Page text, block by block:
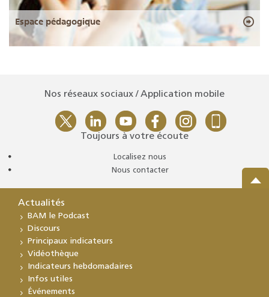
Espace pédagogique
Nos réseaux sociaux / Application mobile
Toujours à votre écoute
Localisez nous
Nous contacter
Actualités
BAM le Podcast
Discours
Principaux indicateurs
Vidéothèque
Indicateurs hebdomadaires
Infos utiles
Événements